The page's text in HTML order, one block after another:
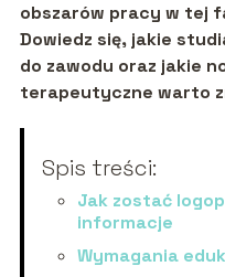
obszarów pracy w tej
Dowiedz się, jakie
do zawodu oraz jakie
terapeutyczne warto
Spis treści:
Jak zostać
informacje
Wymagania